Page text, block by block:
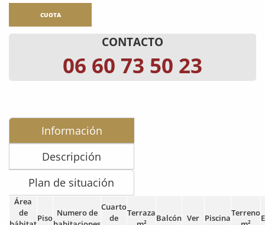
CUOTA
CONTACTO
06 60 73 50 23
Información
Descripción
Plan de situación
Área
de
Piso Numero de
Cuarto
de
TerrazaBalcón Ver PiscinaTerreno